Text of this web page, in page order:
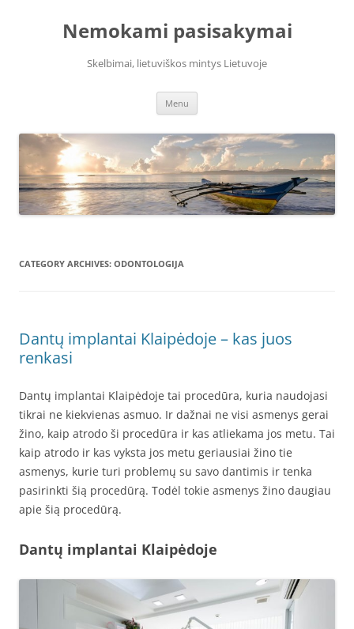
Nemokami pasisakymai
Skelbimai, lietuviškos mintys Lietuvoje
Menu
CATEGORY ARCHIVES: ODONTOLOGIJA
Dantų implantai Klaipėdoje – kas juos
renkasi
Dantų implantai Klaipėdoje tai procedūra, kuria naudojasi
tikrai ne kiekvienas asmuo. Ir dažnai ne visi asmenys gerai
žino, kaip atrodo ši procedūra ir kas atliekama jos metu. Tai
kaip atrodo ir kas vyksta jos metu geriausiai žino tie
asmenys, kurie turi problemų su savo dantimis ir tenka
pasirinkti šią procedūrą. Todėl tokie asmenys žino daugiau
apie šią procedūrą.
Dantų implantai Klaipėdoje